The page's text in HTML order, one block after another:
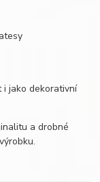
i jako dekorativní
a drobné